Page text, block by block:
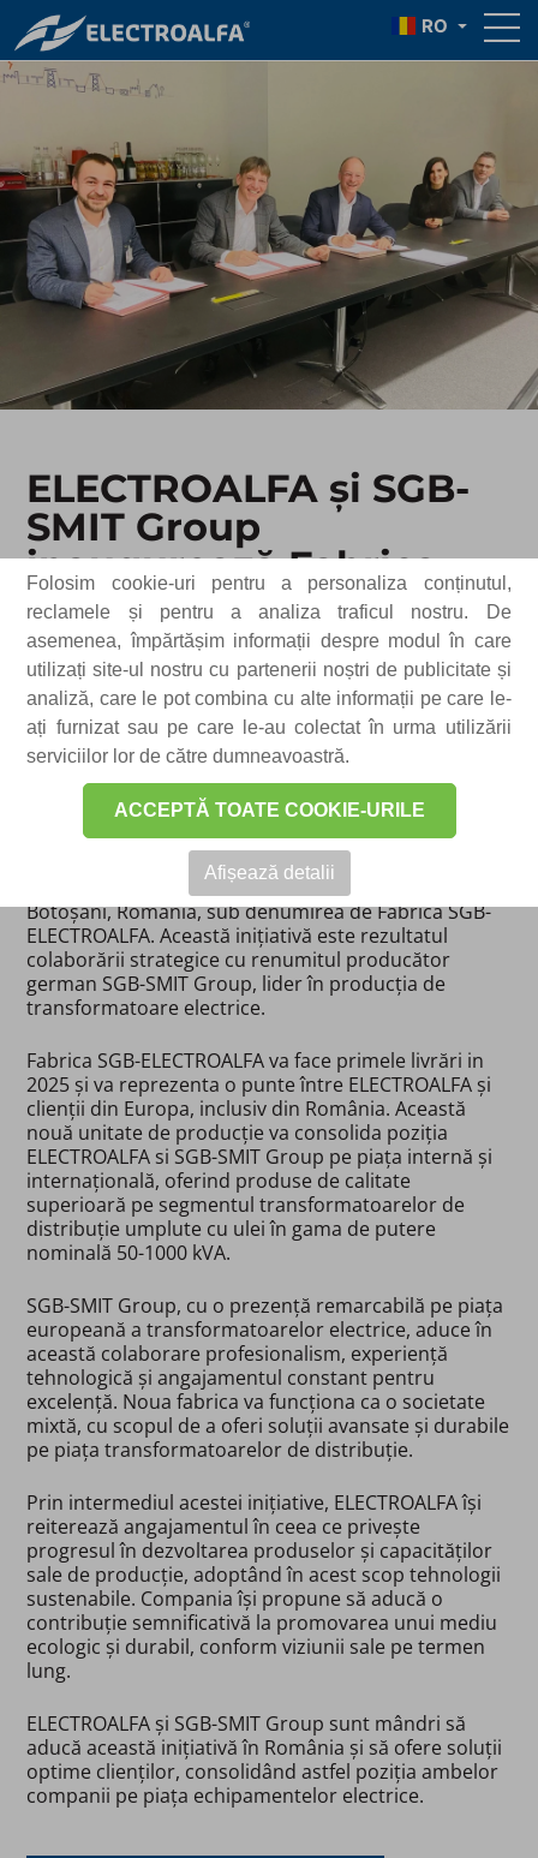
Folosim cookie-uri pentru a personaliza conținutul,
reclamele și pentru a analiza traficul nostru. De
asemenea, împărtășim informații despre modul în care
utilizați site-ul nostru cu partenerii noștri de publicitate și
analiză, care le pot combina cu alte informații pe care le-
ați furnizat sau pe care le-au colectat în urma utilizării
serviciilor lor de către dumneavoastră.
ACCEPTĂ TOATE COOKIE-URILE
Afișează detalii
RO
ELECTROALFA și SGB-
SMIT Group
inaugurează Fabrica
SGB-ELECTROALFA în
Botoșani, România,
pentru producția de
Transformatoare de
Distribuție
Data publicării: 16-01-2024 ​
ELECTROALFA, unul dintre cei mai mari jucatori din
România din industria echipamentelor electrice,
anunță construcția unei noi facilități de producție în
Botoșani, România, sub denumirea de Fabrica SGB-
ELECTROALFA. Această inițiativă este rezultatul
colaborării strategice cu renumitul producător
german SGB-SMIT Group, lider în producția de
transformatoare electrice.
Fabrica SGB-ELECTROALFA va face primele livrări in
2025 și va reprezenta o punte între ELECTROALFA și
clienții din Europa, inclusiv din România. Această
nouă unitate de producție va consolida poziția
ELECTROALFA si SGB-SMIT Group pe piața internă și
internațională, oferind produse de calitate
superioară pe segmentul transformatoarelor de
distribuție umplute cu ulei în gama de putere
nominală 50-1000 kVA.
SGB-SMIT Group, cu o prezență remarcabilă pe piața
europeană a transformatoarelor electrice, aduce în
această colaborare profesionalism, experiență
tehnologică și angajamentul constant pentru
excelență. Noua fabrica va funcționa ca o societate
mixtă, cu scopul de a oferi soluții avansate și durabile
pe piața transformatoarelor de distribuție.
Prin intermediul acestei inițiative, ELECTROALFA își
reiterează angajamentul în ceea ce privește
progresul în dezvoltarea produselor și capacităților
sale de producție, adoptând în acest scop tehnologii
sustenabile. Compania își propune să aducă o
contribuție semnificativă la promovarea unui mediu
ecologic și durabil, conform viziunii sale pe termen
lung.
ELECTROALFA și SGB-SMIT Group sunt mândri să
aducă această inițiativă în România și să ofere soluții
optime clienților, consolidând astfel poziția ambelor
companii pe piața echipamentelor electrice.